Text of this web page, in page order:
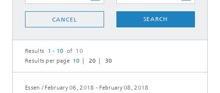
CANCEL SEARCH
Results 1 - 10 of 10
Results per page 10 20 30
Essen / February 06, 2018 - February 08, 2018